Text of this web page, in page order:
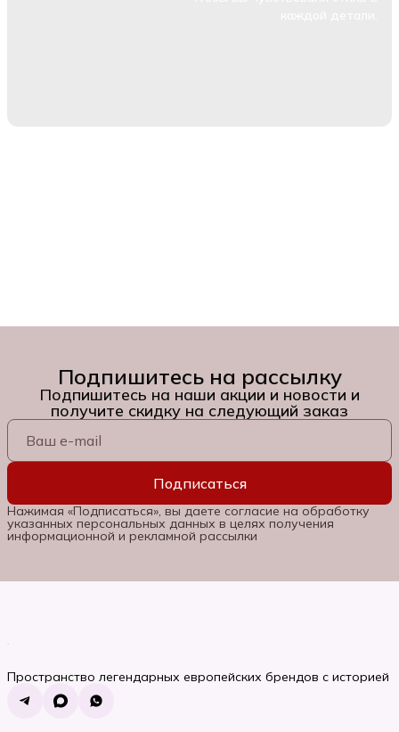
Подпишитесь на рассылку
Подпишитесь на наши акции и новости и
получите скидку на следующий заказ
Подписаться
Нажимая «Подписаться», вы даете согласие на обработку
указанных персональных данных в целях получения
информационной и рекламной рассылки
Пространство легендарных европейских брендов с историей